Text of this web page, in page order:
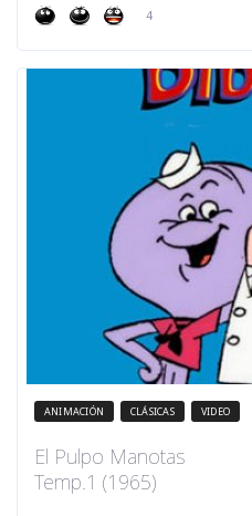
4
ANIMACIÓN CLÁSICAS VIDEO
El Pulpo Manotas
Temp.1 (1965)